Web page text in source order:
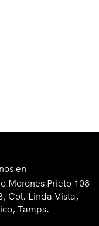
en
Morones Prieto 108
Col. Linda Vista,
Tamps.